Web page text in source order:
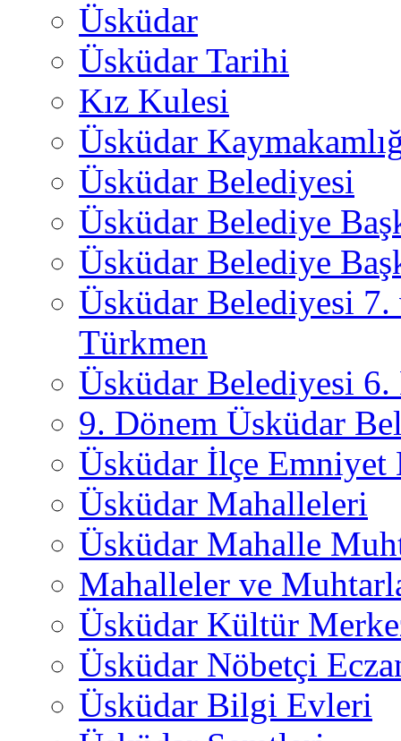
Üsküdar
Üsküdar Tarihi
Kız Kulesi
Üsküdar
Üsküdar Belediyesi
Üsküdar Belediye
Üsküdar Belediye
Üsküdar Belediyesi
Türkmen
Üsküdar Belediyesi 6.
9. Dönem Üsküdar
Üsküdar İlçe
Üsküdar Mahalleleri
Üsküdar Mahalle
Mahalleler ve
Üsküdar Kültür
Üsküdar Nöbetçi
Üsküdar Bilgi Evleri